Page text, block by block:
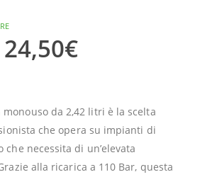
24,50€
monouso da 2,42 litri è la scelta
che opera su impianti di
necessita di un’elevata
alla ricarica a 110 Bar, questa